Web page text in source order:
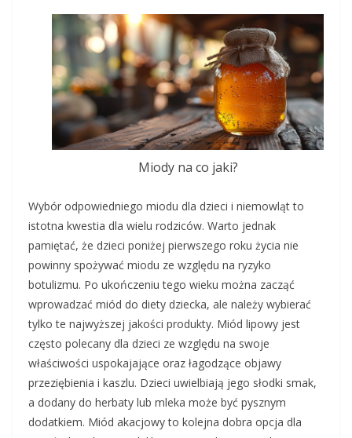
Miody na co jaki?
Wybór odpowiedniego miodu dla dzieci i niemowląt to
istotna kwestia dla wielu rodziców. Warto jednak
pamiętać, że dzieci poniżej pierwszego roku życia nie
powinny spożywać miodu ze względu na ryzyko
botulizmu. Po ukończeniu tego wieku można zacząć
wprowadzać miód do diety dziecka, ale należy wybierać
tylko te najwyższej jakości produkty. Miód lipowy jest
często polecany dla dzieci ze względu na swoje
właściwości uspokajające oraz łagodzące objawy
przeziębienia i kaszlu. Dzieci uwielbiają jego słodki smak,
a dodany do herbaty lub mleka może być pysznym
dodatkiem. Miód akacjowy to kolejna dobra opcja dla